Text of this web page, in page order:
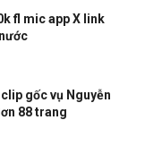
fl mic app X link
gốc vụ Nguyễn
88 trang